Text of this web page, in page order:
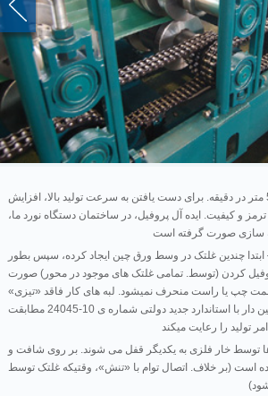
سرعت نورد تا 50 متر در دقیقه. برای دست یافتن به سرعت تولید بالا، افزایش
و کیفیت. ایده آل پروفیل، در ساختمان دستگاه نورد ما،
سازی صورت گرفته است
چندین غلتک در وسط ورق چین ایجاد کرده، سپس بطور
کردن (توسط. تمامی غلتک های موجود در محور) صورت
چپ یا راست منحرف نمیشود. لبه های کار فاقد «تیزی»
بوده و پروفیل چین دار با استاندارد جدید دولتی شماره ی 10-24045 مطابقت
تولید را رعایت میکند
توسط خار فلزی به یکدیگر قفل می شوند. بر روی شافت و
است (بر خلاف. اتصال توام با «تنش»، وقتیکه غلتک توسط